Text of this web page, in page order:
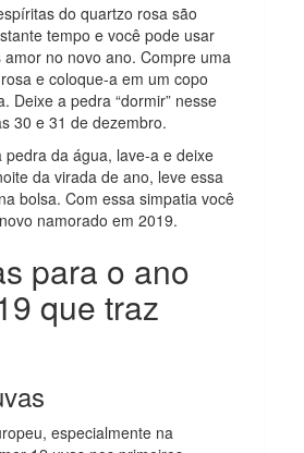
do quartzo rosa são
tempo e você pode usar
no novo ano. Compre uma
e coloque-a em um copo
Deixe a pedra “dormir” nesse
30 e 31 de dezembro.
pedra da água, lave-a e deixe
da virada de ano, leve essa
bolsa. Com essa simpatia você
namorado em 2019.
para o ano
que traz
especialmente na